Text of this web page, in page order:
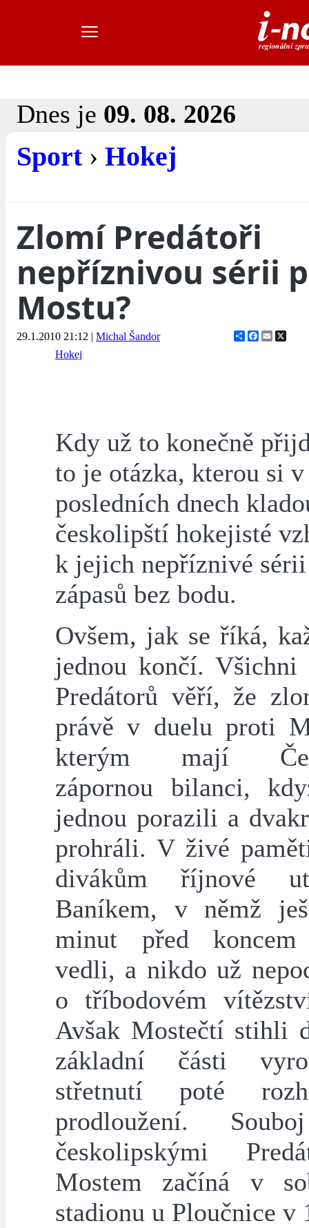
Dnes je 09. 08. 2026
Sport› Hokej
Zlomí Predátoři
nepříznivou sérii
Mostu?
29.1.2010 21:12 | Michal Šandor
Hokej
ShareFacebook
Email
Kdy už to konečně
to je otázka, kterou si v
posledních dnech
českolipští hokejisté
k jejich nepříznivé
zápasů bez bodu.
Ovšem, jak se říká,
jednou končí. Všichni
Predátorů věří, že
právě v duelu proti
kterým mají
zápornou bilanci,
jednou porazili a
prohráli. V živé
divákům říjnové
Baníkem, v němž
minut před koncem
vedli, a nikdo už
o tříbodovém
Avšak Mostečtí stihli
základní části
střetnutí poté
prodloužení.
českolipskými
Mostem začíná v
stadionu u Ploučnice v